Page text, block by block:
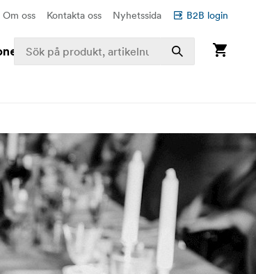
Om oss Kontakta oss Nyhetssida B2B login